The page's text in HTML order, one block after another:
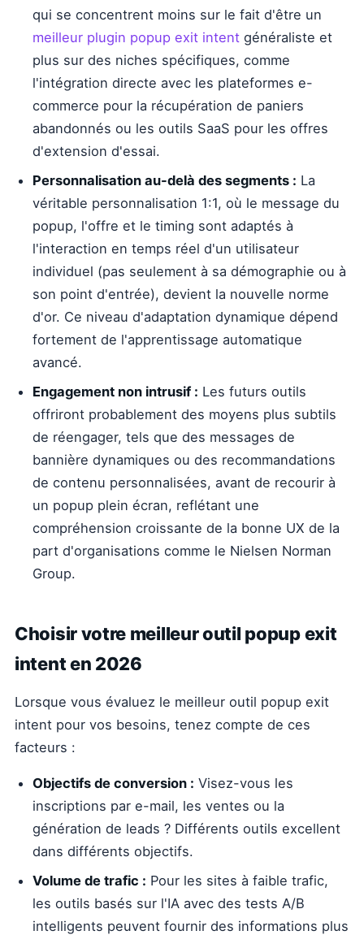
qui se concentrent moins sur le fait d'être un
meilleur plugin popup exit intent généraliste et
plus sur des niches spécifiques, comme
l'intégration directe avec les plateformes e-
commerce pour la récupération de paniers
abandonnés ou les outils SaaS pour les offres
d'extension d'essai.
Personnalisation au-delà des segments : La
véritable personnalisation 1:1, où le message du
popup, l'offre et le timing sont adaptés à
l'interaction en temps réel d'un utilisateur
individuel (pas seulement à sa démographie ou à
son point d'entrée), devient la nouvelle norme
d'or. Ce niveau d'adaptation dynamique dépend
fortement de l'apprentissage automatique
avancé.
Engagement non intrusif : Les futurs outils
offriront probablement des moyens plus subtils
de réengager, tels que des messages de
bannière dynamiques ou des recommandations
de contenu personnalisées, avant de recourir à
un popup plein écran, reflétant une
compréhension croissante de la bonne UX de la
part d'organisations comme le Nielsen Norman
Group.
Choisir votre meilleur outil popup exit
intent en 2026
Lorsque vous évaluez le meilleur outil popup exit
intent pour vos besoins, tenez compte de ces
facteurs :
Objectifs de conversion : Visez-vous les
inscriptions par e-mail, les ventes ou la
génération de leads ? Différents outils excellent
dans différents objectifs.
Volume de trafic : Pour les sites à faible trafic,
les outils basés sur l'IA avec des tests A/B
intelligents peuvent fournir des informations plus